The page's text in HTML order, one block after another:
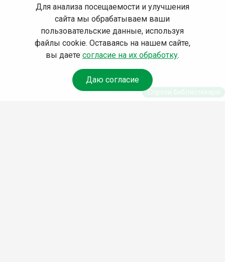
Для анализа посещаемости и улучшения
сайта мы обрабатываем ваши
пользовательские данные, используя
файлы cookie. Оставаясь на нашем сайте,
вы даете согласие на их обработку.
Даю согласие
Спроси библиотекаря